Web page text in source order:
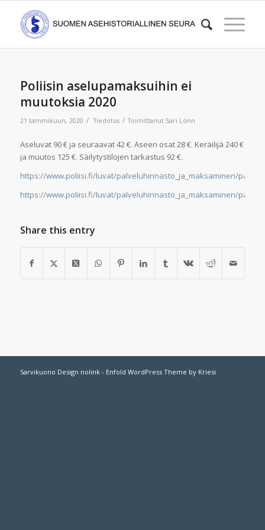
Poliisin aselupamaksuihin ei
muutoksia 2020
21 tammikuun, 2020 / Tiedotus / Toimittanut Sari Lönn
Aseluvat 90 € ja seuraavat 42 €. Aseen osat 28 €. Keräilijä 240 €
ja muutos 125 €. Säilytystilojen tarkastus 92 €.
https://www.poliisi.fi/luvat/palveluhinnasto_ja_maksaminen/
https://www.poliisi.fi/luvat/palveluhinnasto_ja_maksaminen/
Share this entry
Sarvikuono Design nolink - Enfold WordPress Theme by Kriesi